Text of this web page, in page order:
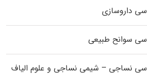
داروسازی
سوانح طبیعی
نساجی – شیمی نساجی و علوم الیاف